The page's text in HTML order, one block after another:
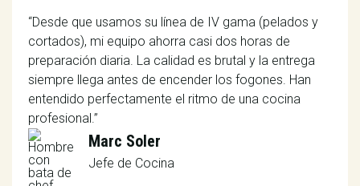
“Desde que usamos su línea de IV gama (pelados y
cortados), mi equipo ahorra casi dos horas de
preparación diaria. La calidad es brutal y la entrega
siempre llega antes de encender los fogones. Han
entendido perfectamente el ritmo de una cocina
profesional.”
Marc Soler
Jefe de Cocina